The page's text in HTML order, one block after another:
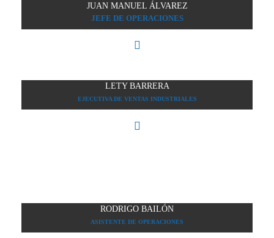
JUAN MANUEL ÁLVAREZ
JEFE DE OPERACIONES
LETY BARRERA
EJECUTIVA DE VENTAS INDUSTRIALES
RODRIGO BAILÓN
ASISTENTE DE OPERACIONES